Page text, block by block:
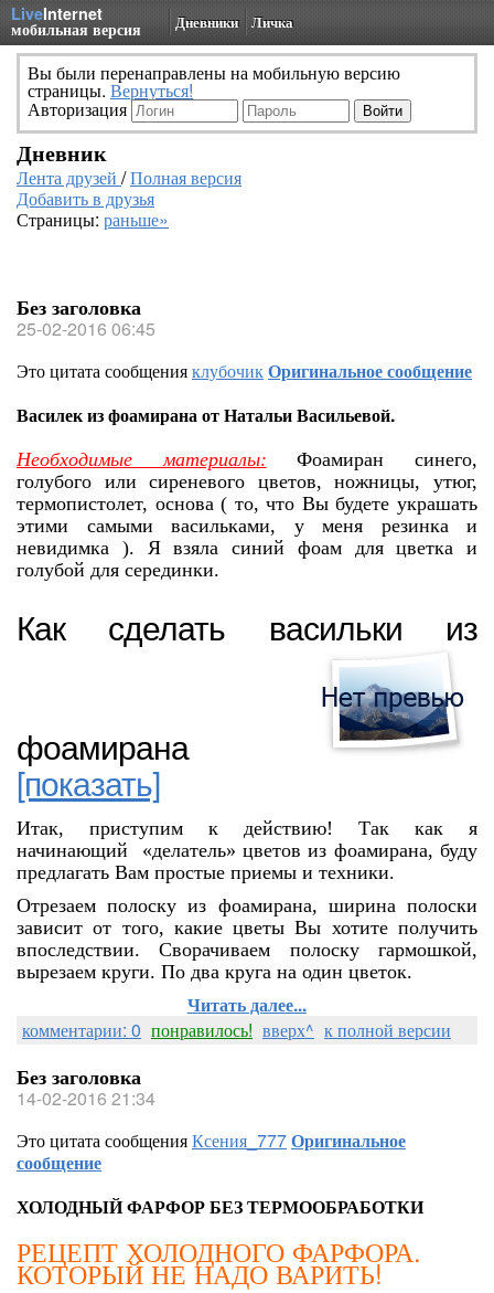
LiveInternet
мобильная версия Дневники Личка
Вы были перенаправлены на мобильную версию
страницы. Вернуться!
Авторизация
Дневник
Лента друзей /Полная версия
Добавить в друзья
Страницы: раньше»
Без заголовка
25-02-2016 06:45
Это цитата сообщенияклубочикОригинальное сообщение
Василек из фоамирана от Натальи Васильевой.
Необходимые материалы:
Фоамиран синего,
голубого или сиреневого цветов, ножницы, утюг,
термопистолет, основа ( то, что Вы будете украшать
этими самыми васильками, у меня резинка и
невидимка ). Я взяла синий фоам для цветка и
голубой для серединки.
Как сделать васильки из
фоамирана
[показать]
Итак, приступим к действию! Так как я
начинающий «делатель» цветов из фоамирана, буду
предлагать Вам простые приемы и техники.
Отрезаем полоску из фоамирана, ширина полоски
зависит от того, какие цветы Вы хотите получить
впоследствии. Сворачиваем полоску гармошкой,
вырезаем круги. По два круга на один цветок.
Читать далее...
комментарии: 0 понравилось! вверх^ к полной версии
Без заголовка
14-02-2016 21:34
Это цитата сообщенияКсения_777Оригинальное
сообщение
ХОЛОДНЫЙ ФАРФОР БЕЗ ТЕРМООБРАБОТКИ
РЕЦЕПТ ХОЛОДНОГО ФАРФОРА.
КОТОРЫЙ НЕ НАДО ВАРИТЬ!